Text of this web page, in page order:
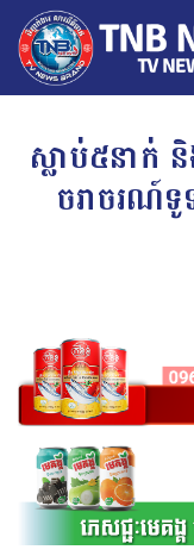
ស្លាប់៥នាក់
ចរាចរណ៍ទូ